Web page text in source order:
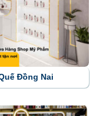
Đồng Nai